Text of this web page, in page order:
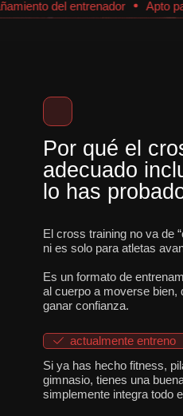
del entrenador Apto para
Por qué el
adecuado
lo has
El cross training no va de
ni es solo para atletas
Es un formato de
al cuerpo a moverse bien,
ganar confianza.
Si ya has hecho fitness,
gimnasio, tienes una
simplemente integra todo
actualmente entreno